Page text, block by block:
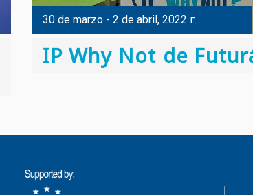
30 de marzo - 2 de abril, 2022 г.
IP Why Not de